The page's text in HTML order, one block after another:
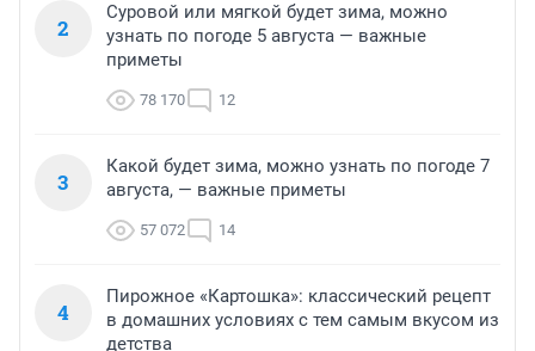
2
Суровой или мягкой будет зима, можно
узнать по погоде 5 августа — важные
приметы
78 170 12
3
Какой будет зима, можно узнать по погоде 7
августа, — важные приметы
57 072 14
4
Пирожное «Картошка»: классический рецепт
в домашних условиях с тем самым вкусом из
детства